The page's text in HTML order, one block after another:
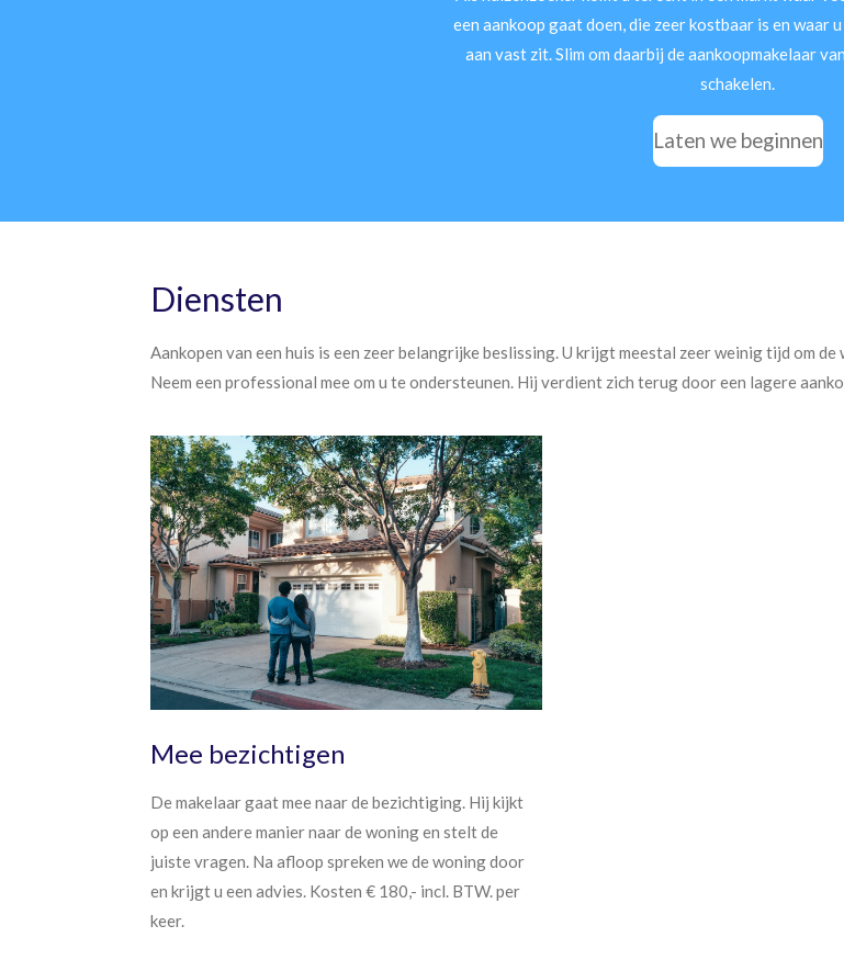
een aankoop gaat doen, die zeer kostbaar is en waar
aan vast zit. Slim om daarbij de aankoopmakelaar
schakelen.
Laten we beginnen
Diensten
Aankopen van een huis is een zeer belangrijke beslissing. U krijgt meestal zeer weinig tijd om
Neem een professional mee om u te ondersteunen. Hij verdient zich terug door een lagere
Mee bezichtigen
De makelaar gaat mee naar de bezichtiging. Hij kijkt
op een andere manier naar de woning en stelt de
juiste vragen. Na afloop spreken we de woning door
en krijgt u een advies. Kosten € 180,- incl. BTW. per
keer.